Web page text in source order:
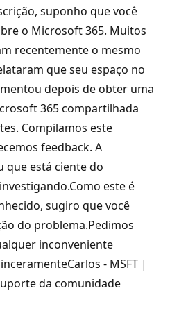
suponho que você
o Microsoft 365. Muitos
recentemente o mesmo
que seu espaço no
depois de obter uma
365 compartilhada
Compilamos este
feedback. A
que está ciente do
este é
sugiro que você
do problema.Pedimos
inconveniente
- MSFT |
da comunidade